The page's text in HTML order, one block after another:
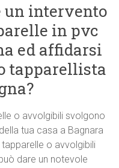
un intervento
in pvc
ed affidarsi
tapparellista
o avvolgibili svolgono
tua casa a Bagnara
o avvolgibili
dare un notevole